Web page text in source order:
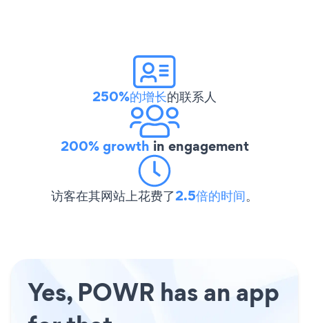
250%的增长的联系人
200% growth in engagement
访客在其网站上花费了2.5倍的时间。
Yes, POWR has an app